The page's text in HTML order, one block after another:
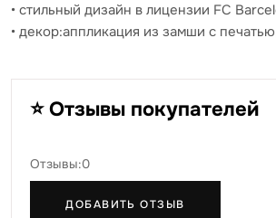
• стильный дизайн в лицензии FC
• декор:аппликация из замши с
⭐ Отзывы покупателей
Отзывы:0
ДОБАВИТЬ ОТЗЫВ